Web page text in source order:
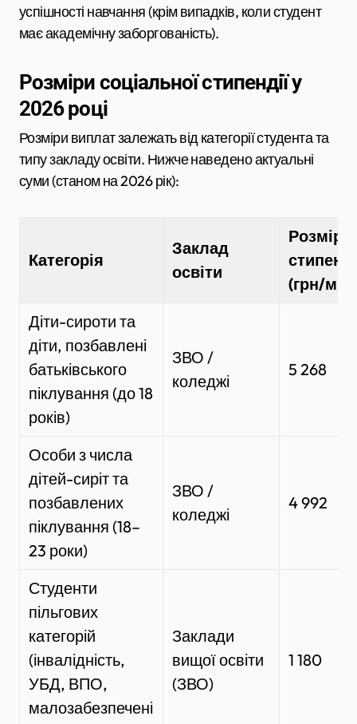
успішності навчання (крім випадків, коли студент
має академічну заборгованість).
Розміри соціальної стипендії у
2026 році
Розміри виплат залежать від категорії студента та
типу закладу освіти. Нижче наведено актуальні
суми (станом на 2026 рік):
Категорія
Заклад
освіти
Розмір
(грн/
Діти-сироти та
діти, позбавлені
батьківського
піклування (до 18
років)
ЗВО /
коледжі
5 268
Особи з числа
дітей-сиріт та
позбавлених
піклування (18–
23 роки)
ЗВО /
коледжі
4 992
Студенти
пільгових
категорій
(інвалідність,
УБД, ВПО,
малозабезпечені
Заклади
вищої освіти
(ЗВО)
1 180